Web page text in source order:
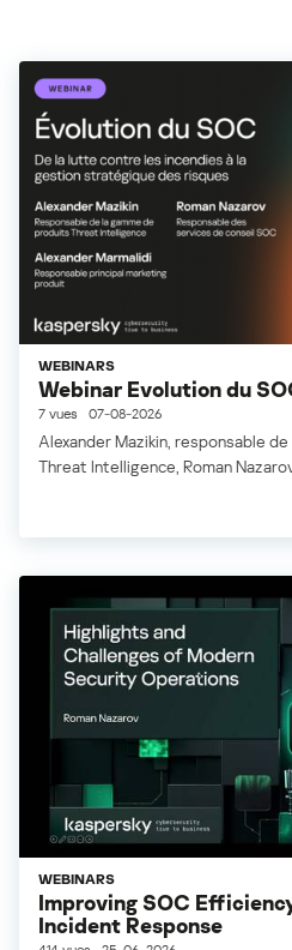
WEBINARS
Webinar Evolution du
7 vues 07-08-2026
Alexander Mazikin, responsable
Threat Intelligence, Roman
WEBINARS
Improving SOC
Incident Response